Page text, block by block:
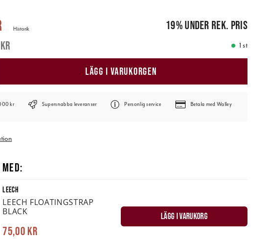
kr
Historik 19%under rek. pris
1 st
LÄGG I VARUKORGEN
kr Supersnabba leveranser Personlig service Betala med Walley
LEECH
LEECH FLOATINGSTRAP
BLACK
75,00 kr
LÄGG I VARUKORG